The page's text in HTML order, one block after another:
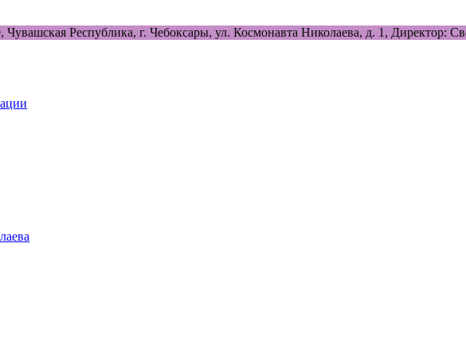
Чувашская Республика, г. Чебоксары, ул. Космонавта Николаева, д. 1, Директор: